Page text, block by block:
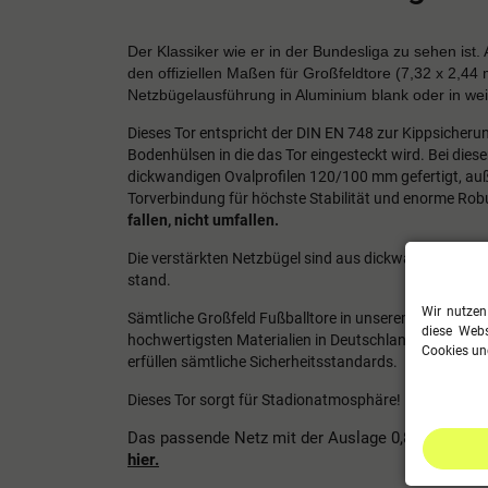
Der Klassiker wie er in der Bundesliga zu sehen
den offiziellen Maßen für Großfeldtore (7,32 x 2,44
Netzbügelausführung in Aluminium blank oder in
Dieses Tor entspricht der DIN EN 748 zur
Bodenhülsen in die das Tor eingesteckt wird. Bei
dickwandigen Ovalprofilen 120/100 mm gefertigt,
Torverbindung für höchste Stabilität und enorme
fallen, nicht umfallen.
Die verstärkten Netzbügel sind aus dickwandigen
stand.
Sämtliche Großfeld Fußballtore in unserem
hochwertigsten Materialien in Deutschland
erfüllen sämtliche Sicherheitsstandards.
Dieses Tor sorgt für Stadionatmosphäre!
Das passende Netz mit der Auslage 0,80 x 1,50 m
hier.
Wir
diese
Cookies